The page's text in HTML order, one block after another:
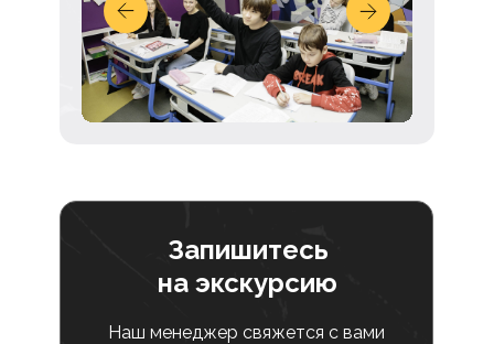
Запишитесь
на экскурсию
Наш менеджер свяжется с вами